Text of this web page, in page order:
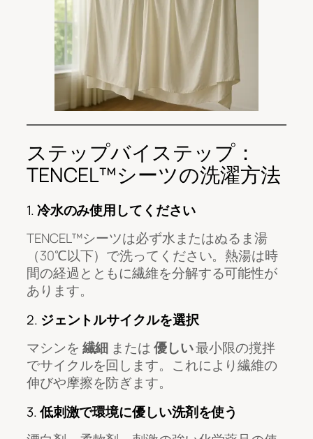
ステップバイステップ：
TENCEL™シーツの洗濯方法
1.冷水のみ使用してください
TENCEL™シーツは必ず水またはぬるま湯
（30℃以下）で洗ってください。熱湯は時
間の経過とともに繊維を分解する可能性が
あります。
2. ジェントルサイクルを選択
マシンを 繊細 または優しい最小限の撹拌
でサイクルを回します。これにより繊維の
伸びや摩擦を防ぎます。
3.低刺激で環境に優しい洗剤を使う